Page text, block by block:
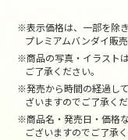
※表示価格は、一部を除
プレミアムバンダイ販
※商品の写真・イラスト
ご了承ください。
※発売から時間の経過し
ざいますのでご了承くだ
※商品名・発売日・価格
ございますのでご了承く